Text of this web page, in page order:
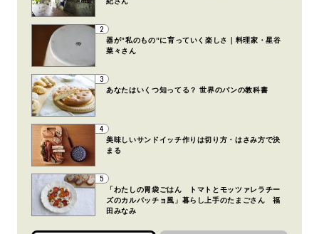
2
器が”私のもの”に育っていく楽しさ｜料理家・星谷
菜々さん
3
あなたはいくつ知ってる？ 世界のパンの教科書
4
美味しいサンドイッチ作りは切り方・はさみ方で決
まる
5
「わたしの胃袋ごはん トマトとモッツァレラチー
ズのカルパッチョ風」暮らし上手のたまごさん 福
田みなみ